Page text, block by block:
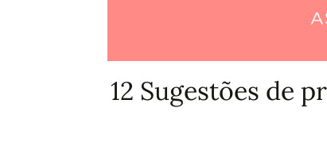
12 Sugestões de